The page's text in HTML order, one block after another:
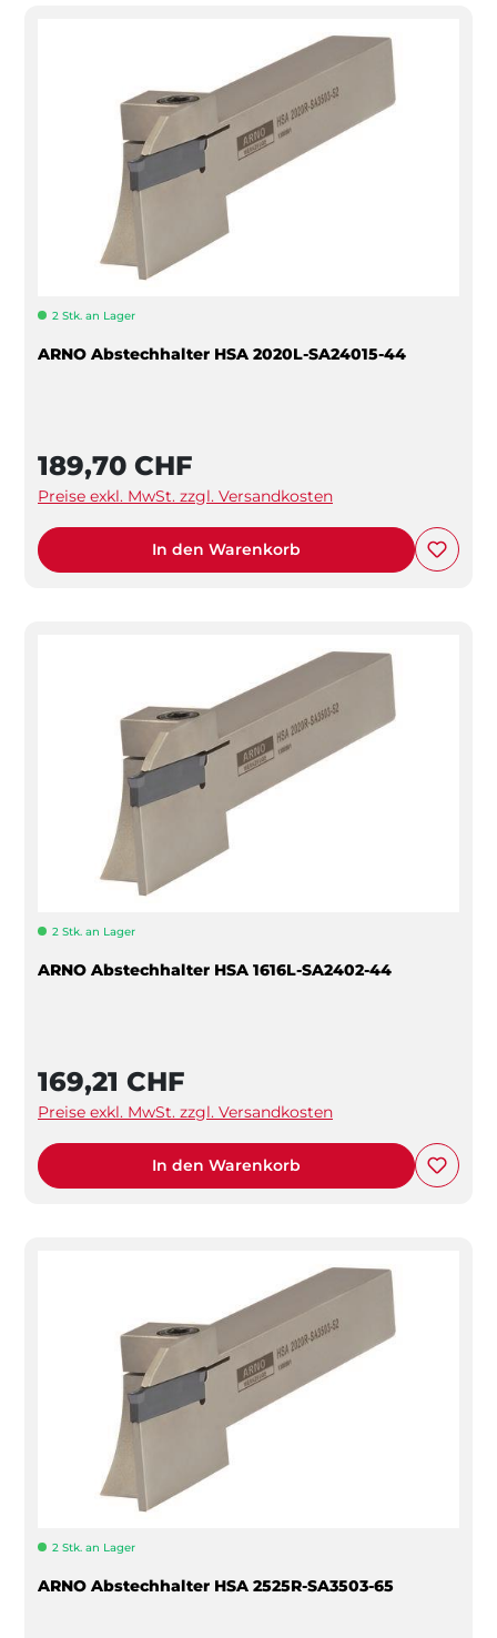
2 Stk. an Lager
ARNO Abstechhalter HSA 2020L-SA24015-44
189,70 CHF
Preise exkl. MwSt. zzgl. Versandkosten
In den Warenkorb
2 Stk. an Lager
ARNO Abstechhalter HSA 1616L-SA2402-44
169,21 CHF
Preise exkl. MwSt. zzgl. Versandkosten
In den Warenkorb
2 Stk. an Lager
ARNO Abstechhalter HSA 2525R-SA3503-65